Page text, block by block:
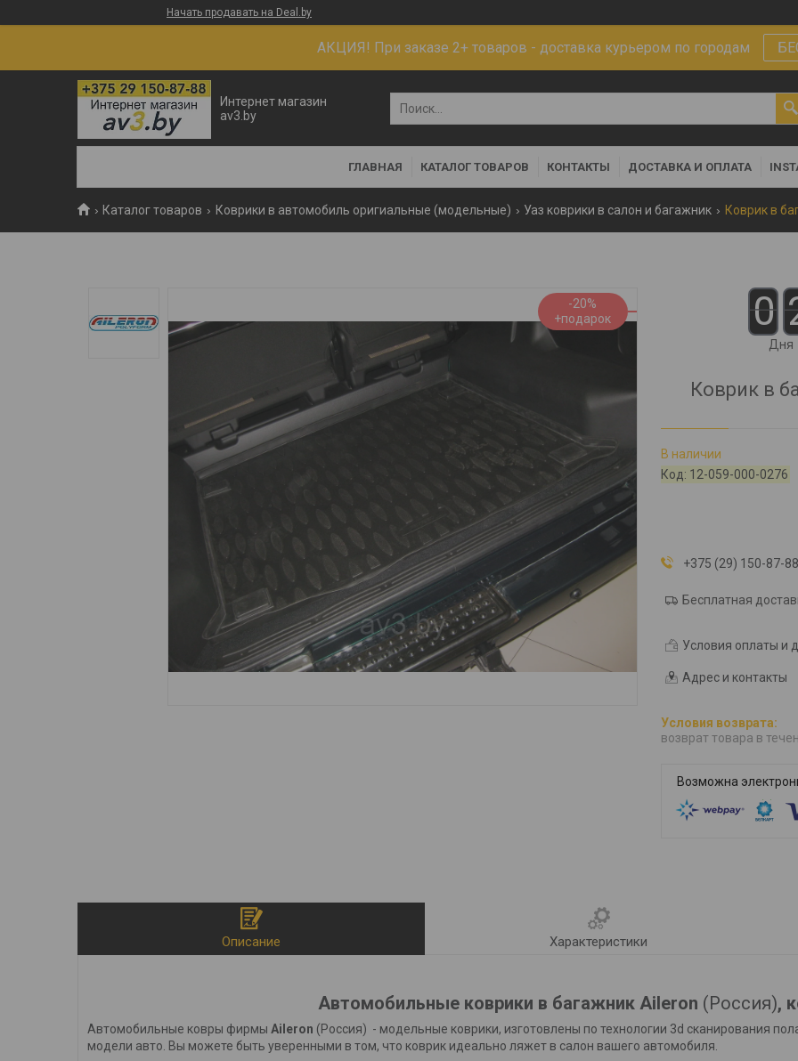
Начать продавать на Deal.by
АКЦИЯ! При заказе 2+ товаров - доставка курьером по городам
Интернет магазин
av3.by
ГЛАВНАЯ КАТАЛОГ ТОВАРОВ КОНТАКТЫ ДОСТАВКА И ОПЛАТА
Каталог товаров Коврики в автомобиль оригиальные (модельные) Уаз коврики в салон и багажник Коврик в
-20% 0
Дня
Коврик в
В наличии
Код: 12-059-000-0276
+375 (29) 150-87-
Бесплатная
Условия оплаты и
Адрес и контакты
возврат товара в
Описание Характеристики
Автомобильные коврики в багажник Aileron (Россия),
Автомобильные ковры фирмы Aileron (Россия) - модельные коврики, изготовлены по технологии 3d сканирования
модели авто. Вы можете быть уверенными в том, что коврик идеально ляжет в салон вашего автомобиля.